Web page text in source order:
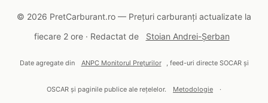
© 2026 PretCarburant.ro — Prețuri carburanți actualizate la
fiecare 2 ore · Redactat de
Stoian Andrei-Șerban
Date agregate din ANPC Monitorul Prețurilor , feed-uri directe SOCAR și
OSCAR și paginile publice ale rețelelor. Metodologie ·